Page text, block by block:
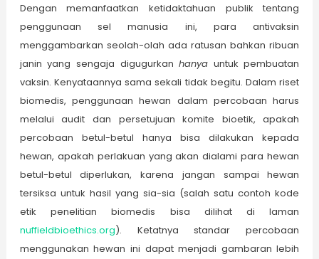
Dengan memanfaatkan ketidaktahuan publik tentang
penggunaan sel manusia ini, para antivaksin
menggambarkan seolah-olah ada ratusan bahkan ribuan
janin yang sengaja digugurkanhanya untuk pembuatan
vaksin. Kenyataannya sama sekali tidak begitu. Dalam riset
biomedis, penggunaan hewan dalam percobaan harus
melalui audit dan persetujuan komite bioetik, apakah
percobaan betul-betul hanya bisa dilakukan kepada
hewan, apakah perlakuan yang akan dialami para hewan
betul-betul diperlukan, karena jangan sampai hewan
tersiksa untuk hasil yang sia-sia (salah satu contoh kode
etik penelitian biomedis bisa dilihat di laman
nuffieldbioethics.org). Ketatnya standar percobaan
menggunakan hewan ini dapat menjadi gambaran lebih